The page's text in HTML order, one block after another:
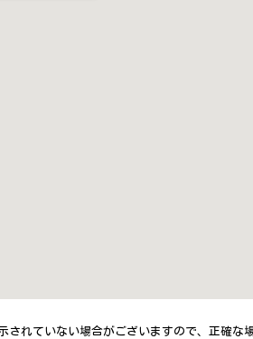
れていない場合がございますので、正確な